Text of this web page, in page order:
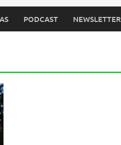
PODCAST NEWSLETTER